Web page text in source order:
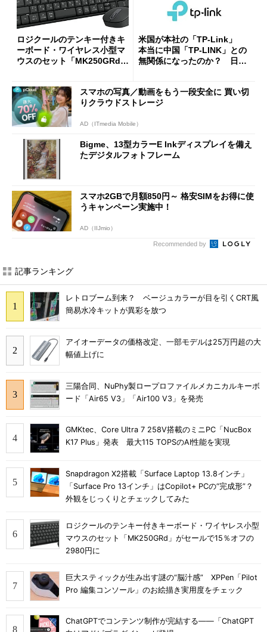
ロジクールのテンキー付きキ
ーボード・ワイヤレス小型マ
ウスのセット「MK250GRd」
米国が本社の「TP-Link」
本当に中国「TP-LINK」との
無関係になったのか？ 日本
スマホの写真／動画をもう一段安全に 買い切
りクラウドストレージ
AD（ITmedia Mobile）
Bigme、13型カラーE Inkディスプレイを備え
たデジタルフォトフレーム
スマホ2GBで月額850円～ 格安SIMをお得に使
うキャンペーン実施中！
AD（IIJmio）
Recommended by
記事ランキング
レトロブーム到来？ ベージュカラーが目を引くCRT風
簡易水冷キットが異彩を放つ
アイオーデータの価格改定、一部モデルは25万円超の大
幅値上げに
三陽合同、NuPhy製ロープロファイルメカニカルキーボ
ード「Air65 V3」「Air100 V3」を発売
GMKtec、Core Ultra 7 258V搭載のミニPC「NucBox
K17 Plus」発表 最大115 TOPSのAI性能を実現
Snapdragon X2搭載「Surface Laptop 13.8インチ」
「Surface Pro 13インチ」はCopilot+ PCの“完成形”？
外観をじっくりとチェックしてみた
ロジクールのテンキー付きキーボード・ワイヤレス小型
マウスのセット「MK250GRd」がセールで15％オフの
2980円に
巨大スティックが生み出す謎の“脳汁感” XPPen「Pilot
Pro 編集コンソール」のお絵描き実用度をチェック
ChatGPTでコンテンツ制作が完結する――「ChatGPT